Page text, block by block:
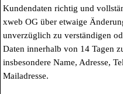
Kundendaten richtig und
xweb OG über etwaige
unverzüglich zu verständigen
Daten innerhalb von 14 Tagen
insbesondere Name, Adresse,
Mailadresse.